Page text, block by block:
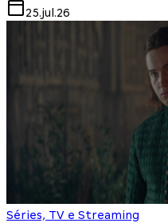
25.jul.26
Séries, TV e Streaming